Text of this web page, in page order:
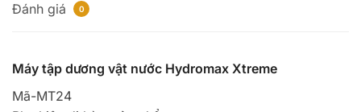
Đánh giá 0
Máy tập dương vật nước Hydromax Xtreme
Mã-MT24